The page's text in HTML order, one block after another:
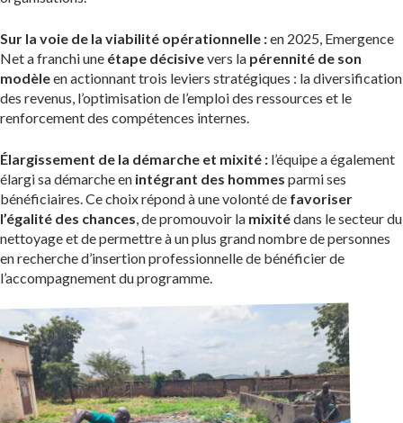
Sur la voie de la viabilité opérationnelle :en 2025, Emergence
Net a franchi une étape décisivevers la pérennité de son
modèleen actionnant trois leviers stratégiques : la diversification
des revenus, l’optimisation de l’emploi des ressources et le
renforcement des compétences internes.
Élargissement de la démarche et mixité : l’équipe a également
élargi sa démarche en intégrant des hommes parmi ses
bénéficiaires. Ce choix répond à une volonté de favoriser
l’égalité des chances , de promouvoir la mixitédans le secteur du
nettoyage et de permettre à un plus grand nombre de personnes
en recherche d’insertion professionnelle de bénéficier de
l’accompagnement du programme.